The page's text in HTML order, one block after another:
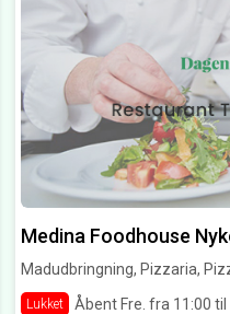
Medina Foodhouse
Madudbringning, Pizzaria,
Lukket
Åbent Fre. fra 11:00 til